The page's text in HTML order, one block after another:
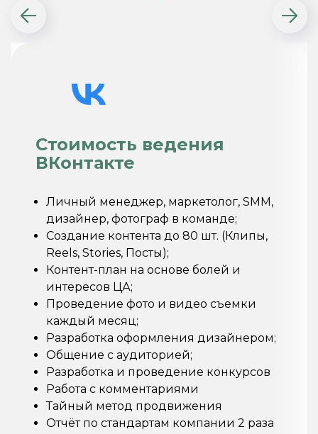
Стоимость ведения
ВКонтакте
Личный менеджер, маркетолог, SMM,
дизайнер, фотограф в команде;
Создание контента до 80 шт. (Клипы,
Reels, Stories, Посты);
Контент-план на основе болей и
интересов ЦА;
Проведение фото и видео съемки
каждый месяц;
Разработка оформления дизайнером;
Общение с аудиторией;
Разработка и проведение конкурсов
Работа с комментариями
Тайный метод продвижения
Отчёт по стандартам компании 2 раза